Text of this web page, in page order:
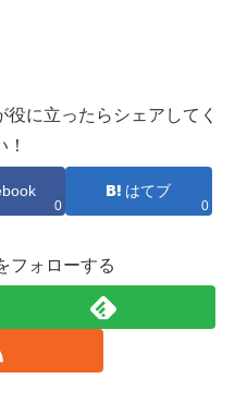
に立ったらシェアしてく
！
0
はてブ
0
フォローする